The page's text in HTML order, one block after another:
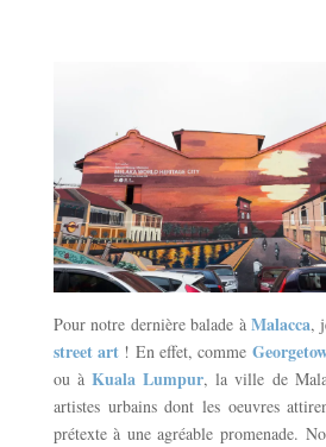
Pour notre dernière balade àMalacca,
street art ! En effet, comme
ou àKuala Lumpur, la ville de
artistes urbains dont les oeuvres
prétexte à une agréable promenade.